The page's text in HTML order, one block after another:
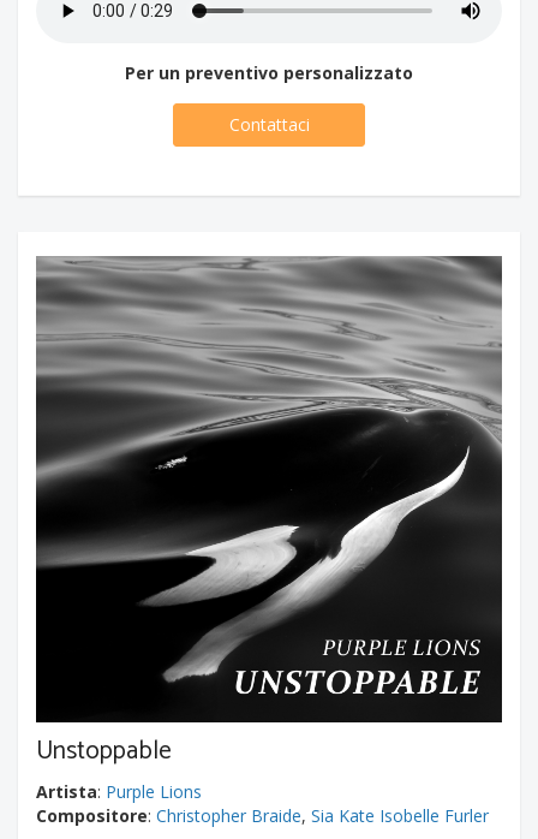
Per un preventivo personalizzato
Contattaci
Unstoppable
Artista: Purple Lions
Compositore: Christopher Braide, Sia Kate Isobelle Furler